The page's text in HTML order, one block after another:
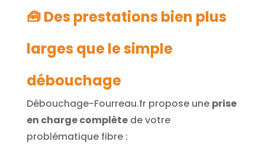
🧰 Des prestations bien plus
larges que le simple
débouchage
Débouchage-Fourreau.fr propose une prise
en charge complètede votre
problématique fibre :